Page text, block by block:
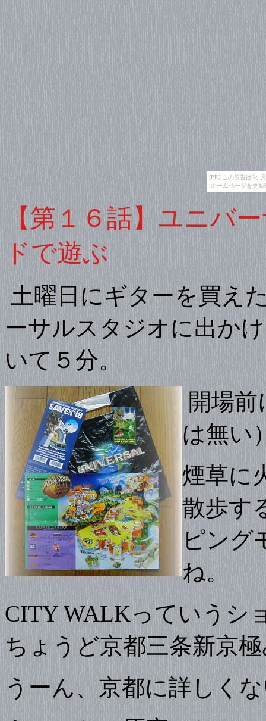
[PR] この広告は3ヶ
ホームページを更
【第１６話】ユニバ
ドで遊ぶ
土曜日にギターを買え
ーサルスタジオに出か
いて５分。
開場前
は無い
煙草に
散歩す
ピング
ね。
CITY WALKっていうシ
ちょうど京都三条新京
うーん、京都に詳しく